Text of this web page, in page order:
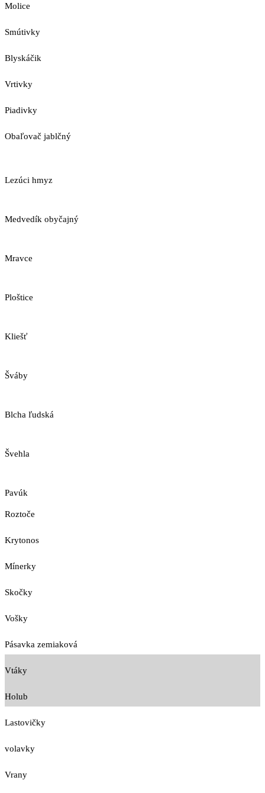
Molice
Smútivky
Blyskáčik
Vrtivky
Piadivky
Obaľovač jablčný
Lezúci hmyz
Medvedík obyčajný
Mravce
Ploštice
Kliešť
Šváby
Blcha ľudská
Švehla
Pavúk
Roztoče
Krytonos
Mínerky
Skočky
Vošky
Pásavka zemiaková
Vtáky
Holub
Lastovičky
volavky
Vrany